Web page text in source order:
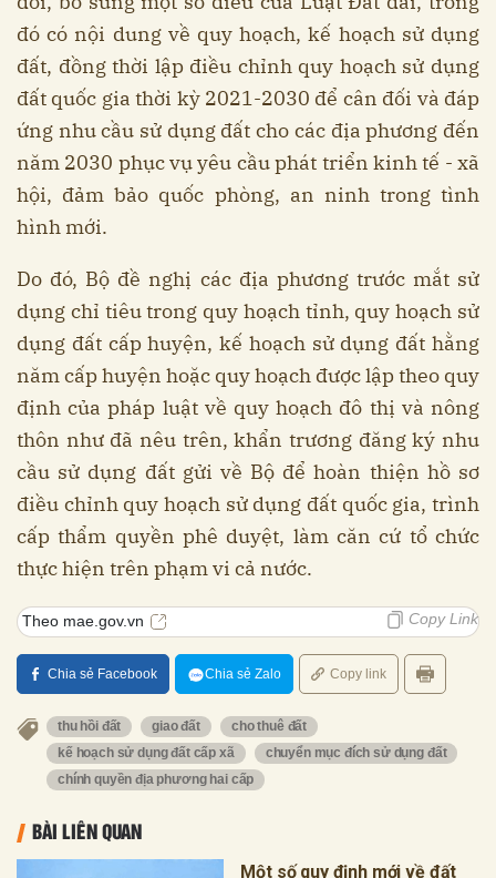
đó có nội dung về quy hoạch, kế hoạch sử dụng
đất, đồng thời lập điều chỉnh quy hoạch sử dụng
đất quốc gia thời kỳ 2021-2030 để cân đối và đáp
ứng nhu cầu sử dụng đất cho các địa phương đến
năm 2030 phục vụ yêu cầu phát triển kinh tế - xã
hội, đảm bảo quốc phòng, an ninh trong tình
hình mới.
Do đó, Bộ đề nghị các địa phương trước mắt sử
dụng chỉ tiêu trong quy hoạch tỉnh, quy hoạch sử
dụng đất cấp huyện, kế hoạch sử dụng đất hằng
năm cấp huyện hoặc quy hoạch được lập theo quy
định của pháp luật về quy hoạch đô thị và nông
thôn như đã nêu trên, khẩn trương đăng ký nhu
cầu sử dụng đất gửi về Bộ để hoàn thiện hồ sơ
điều chỉnh quy hoạch sử dụng đất quốc gia, trình
cấp thẩm quyền phê duyệt, làm căn cứ tổ chức
thực hiện trên phạm vi cả nước.
Theo mae.gov.vn Copy Link
Chia sẻ Facebook Chia sẻ Zalo Copy link
thu hồi đất giao đất
cho thuê đất
kế hoạch sử dụng đất cấp xã
chuyển mục đích sử dụng đất
chính quyền địa phương hai cấp
BÀI LIÊN QUAN
Một số quy định mới về đất